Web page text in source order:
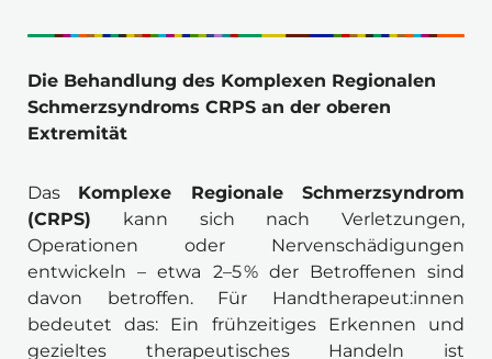
Die Behandlung des Komplexen Regionalen
Schmerzsyndroms CRPS an der oberen
Extremität
Das Komplexe Regionale Schmerzsyndrom
(CRPS) kann sich nach Verletzungen,
Operationen oder Nervenschädigungen
entwickeln – etwa 2–5 % der Betroffenen sind
davon betroffen. Für Handtherapeut:innen
bedeutet das: Ein frühzeitiges Erkennen und
gezieltes therapeutisches Handeln ist